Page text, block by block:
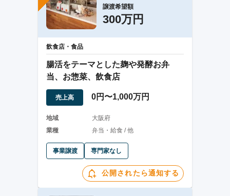
譲渡希望額
300万円
飲食店・食品
腸活をテーマとした麹や発酵お弁
当、お惣菜、飲食店
売上高 0円〜1,000万円
地域
大阪府
業種
弁当・給食 / 他
事業譲渡 専門家なし
公開されたら通知する